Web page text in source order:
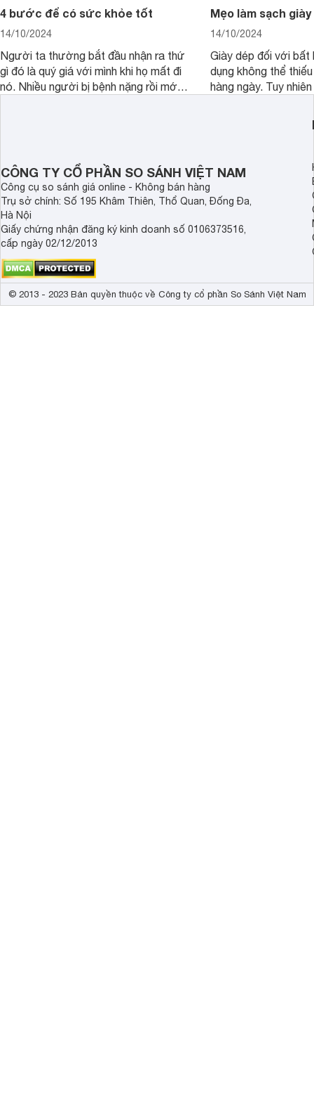
4 bước để có sức khỏe tốt
14/10/2024
Người ta thường bắt đầu nhận ra thứ
gì đó là quý giá với mình khi họ mất đi
nó. Nhiều người bị bệnh nặng rồi mới
hạnh phúc hơn.
Mẹo làm sạch giày
14/10/2024
Giày dép đối với bất
dụng không thể
hàng ngày. Tuy
giày bạn cần phải
CÔNG TY CỔ PHẦN SO SÁNH VIỆT NAM
Công cụ so sánh giá online - Không bán hàng
Trụ sở chính: Số 195 Khâm Thiên, Thổ Quan, Đống Đa,
Hà Nội
Giấy chứng nhận đăng ký kinh doanh số 0106373516,
cấp ngày 02/12/2013
© 2013 - 2023 Bản quyền thuộc về Công ty cổ phần So Sánh Việt Nam